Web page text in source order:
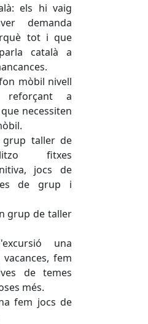
els hi vaig
demanda
tot i que
català a
mòbil nivell
reforçant a
necessiten
grup taller de
fitxes
jocs de
de grup i
grup de taller
una
fem
de temes
més.
fem jocs de